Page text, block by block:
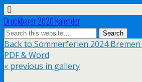
Druckbarer 2020 Kalender
Back to Sommerferien 2024
PDF & Word
« previous in gallery